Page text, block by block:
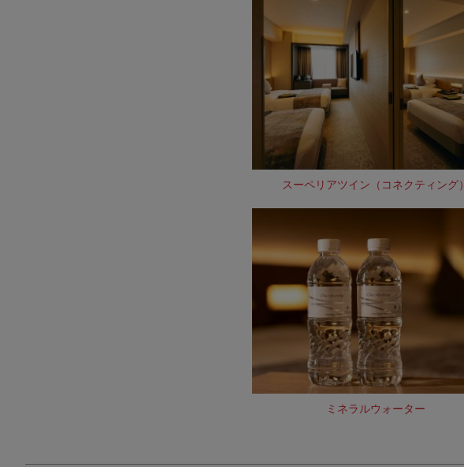
スーペリアツイン（コネクティング）
ミネラルウォーター